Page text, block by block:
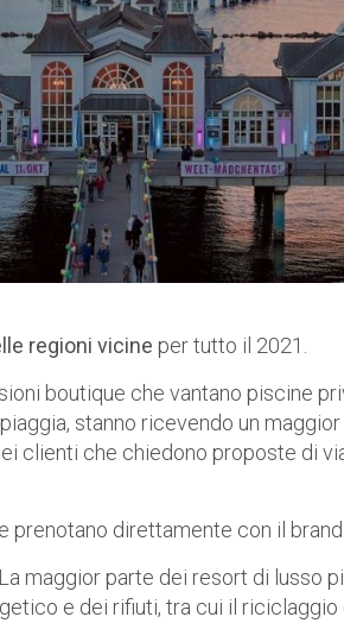
regioni vicine per tutto il 2021.
boutique che vantano piscine
stanno ricevendo un
clienti che chiedono proposte di
prenotano direttamente con il brand.
maggior parte dei resort di lusso
e dei rifiuti, tra cui il riciclaggio